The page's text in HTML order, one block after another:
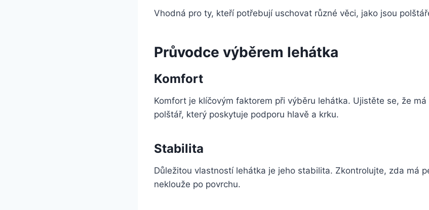
Vhodná pro ty, kteří potřebují uschovat různé věci, jako jsou
Průvodce výběrem lehátka
Komfort
Komfort je klíčovým faktorem při výběru lehátka. Ujistěte se, že
polštář, který poskytuje podporu hlavě a krku.
Stabilita
Důležitou vlastností lehátka je jeho stabilita. Zkontrolujte, zda má
neklouže po povrchu.